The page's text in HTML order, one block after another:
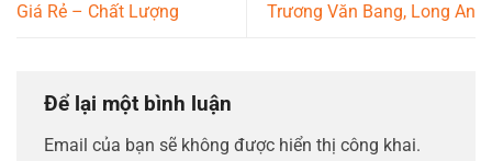
Giá Rẻ – Chất Lượng
Trương Văn Bang, Long An
Để lại một bình luận
Email của bạn sẽ không được hiển thị công khai.